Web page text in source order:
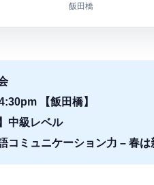
飯田橋
【飯田橋】
中級レベル
ミュニケーション力 – 春は